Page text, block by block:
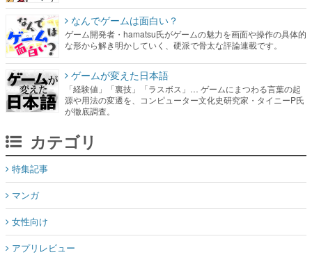
ゲームが変えた日本語
「経験値」「裏技」「ラスボス」… ゲームにまつわる言葉の起
源や用法の変遷を、コンピューター文化史研究家・タイニーP氏
カテゴリ
マンガ
女性向け
アプリレビュー
その他